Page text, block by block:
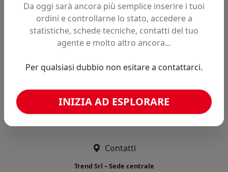
Hai trovato questo prodotto ad un prezzo più basso?
Fai una segnalazione
Confronta con articoli simili
Caricamento confronto...
Contatti
Trend Srl – Sede centrale
Da oggi sarà ancora più semplice inserire i tuoi
ordini e controllarne lo stato, accedere a
statistiche, schede tecniche, contatti del tuo
agente e molto altro ancora...
Per qualsiasi dubbio non esitare a contattarci.
INIZIA AD ESPLORARE